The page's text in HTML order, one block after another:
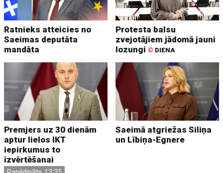
Ratnieks atteicies no
Saeimas deputāta
mandāta
Protesta balsu
zvejotājiem jādomā jauni
lozungi © DIENA
Premjers uz 30 dienām
aptur lielos IKT
iepirkumus to
izvērtēšanai
Saeimā atgriežas Siliņa
un Lībiņa-Egnere